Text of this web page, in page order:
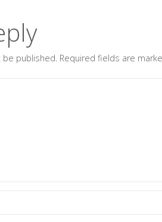
be published. Required fields are